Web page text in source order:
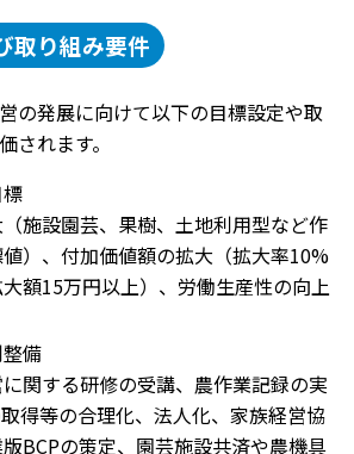
取り組み要件
の発展に向けて以下の目標設定や取
されます。
施設園芸、果樹、土地利用型など作
）、付加価値額の拡大（拡大率10%
額15万円以上）、労働生産性の向上
備
関する研修の受講、農作業記録の実
得等の合理化、法人化、家族経営協
BCPの策定、園芸施設共済や農機具